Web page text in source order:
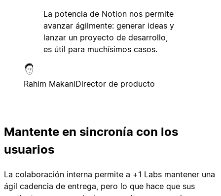
La potencia de Notion nos permite
avanzar ágilmente: generar ideas y
lanzar un proyecto de desarrollo,
es útil para muchísimos casos.
Rahim MakaniDirector de producto
Mantente en sincronía con los
usuarios
La colaboración interna permite a +1 Labs mantener una
ágil cadencia de entrega, pero lo que hace que sus